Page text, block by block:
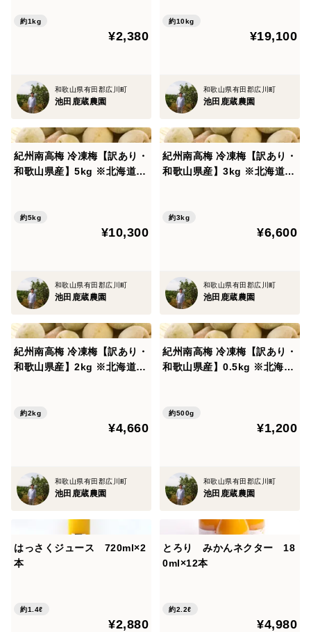
約1kg
¥2,380
和歌山県有田郡広川町
池田鹿蔵農園
約10kg
¥19,100
和歌山県有田郡広川町
池田鹿蔵農園
紀州南高梅 冷凍梅【訳あり・
和歌山県産】5kg ※北海道沖
約5kg
¥10,300
和歌山県有田郡広川町
池田鹿蔵農園
紀州南高梅 冷凍梅【訳あり・
和歌山県産】3kg ※北海道沖
約3kg
¥6,600
和歌山県有田郡広川町
池田鹿蔵農園
紀州南高梅 冷凍梅【訳あり・
和歌山県産】2kg ※北海道沖
約2kg
¥4,660
和歌山県有田郡広川町
池田鹿蔵農園
紀州南高梅 冷凍梅【訳あり・
和歌山県産】0.5kg ※北海道
約500g
¥1,200
和歌山県有田郡広川町
池田鹿蔵農園
はっさくジュース 720ml×2
本
約1.4ℓ
¥2,880
とろり みかんネクター 18
0ml×12本
約2.2ℓ
¥4,980